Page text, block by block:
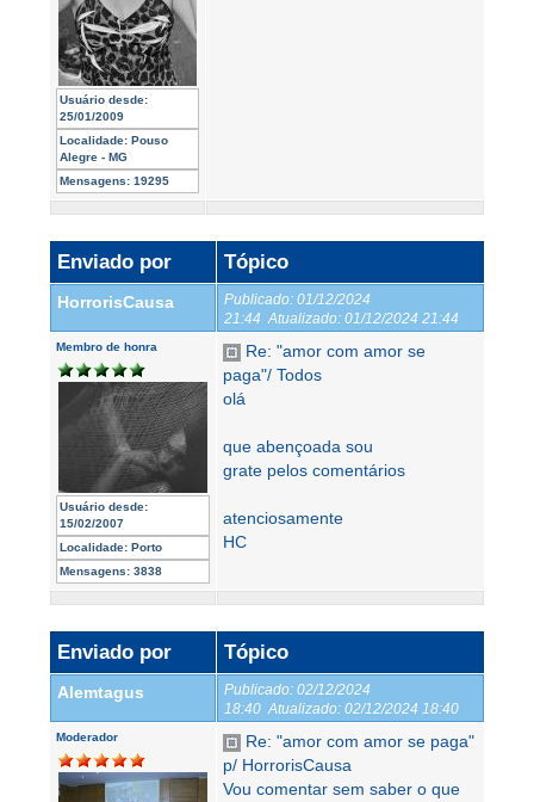
Usuário desde:
25/01/2009
Localidade: Pouso
Alegre - MG
Mensagens: 19295
Enviado por Tópico
HorrorisCausa Publicado: 01/12/2024
21:44 Atualizado: 01/12/2024 21:44
Membro de honra
Usuário desde:
15/02/2007
Localidade: Porto
Mensagens: 3838
Re: "amor com amor se
paga"/ Todos
olá
que abençoada sou
grate pelos comentários
atenciosamente
HC
Enviado por Tópico
Alemtagus Publicado: 02/12/2024
18:40 Atualizado: 02/12/2024 18:40
Moderador
Re: "amor com amor se paga"
p/ HorrorisCausa
Vou comentar sem saber o que